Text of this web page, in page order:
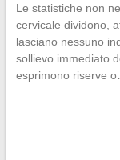
Le statistiche non
cervicale dividono,
lasciano nessuno
sollievo immediato
esprimono riserve